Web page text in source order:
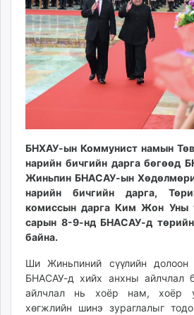
Eguur.mn
24tsag.mn
shuud.mn
eagle.mn
ergelt.mn
zarig.mn
zuv.mn
mminfo.mn
ugluu.mn
urlag.mn
unen.mn
asu.mn
shudarga.mn
unuudur.mn
isee.mn
mglradio.com
БНХАУ-ын Коммунист намын
нарийн бичгийн дарга бөгөөд
Жиньпин БНАСАУ-ын
нарийн бичгийн дарга,
комиссын дарга Ким Жон Уны
сарын 8-9-нд БНАСАУ-д
байна.
Ши Жиньпиний сүүлийн долоон
БНАСАУ-д хийх анхны айлчлал
айлчлал нь хоёр нам, хоёр
хөгжлийн шинэ зураглалыг